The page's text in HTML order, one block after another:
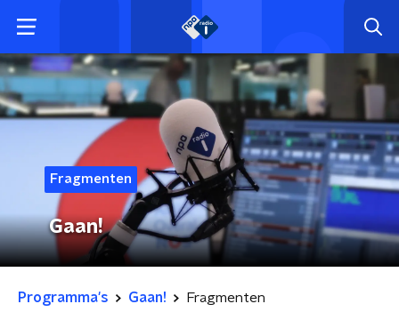
Fragmenten
Gaan!
Programma's Gaan! Fragmenten